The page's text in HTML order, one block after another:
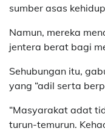
sumber asas
Namun, mereka
jentera berat bagi
Sehubungan itu,
yang “adil serta
“Masyarakat adat
turun-temurun.